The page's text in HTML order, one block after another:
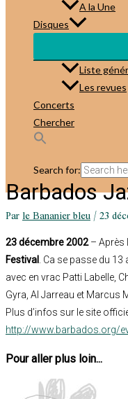
A la Une
Disques
Liste
Les revues
Concerts
Chercher
Search for:
Barbados
Parle Bananier bleu/23
23 décembre 2002– Après
Festival
. Ca se passe du
avec en vrac Patti Labelle,
Gyra, Al Jarreau et Marcus
Plus d’infos sur le site
http://www.barbados.org/
Pour aller plus loin...